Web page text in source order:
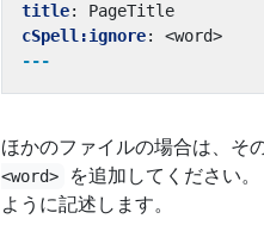
title:
PageTitle
cSpell:ignore:
<word>
---
ほかのファイルの場合は、そ
<word>
を追加してください。
ように記述します。